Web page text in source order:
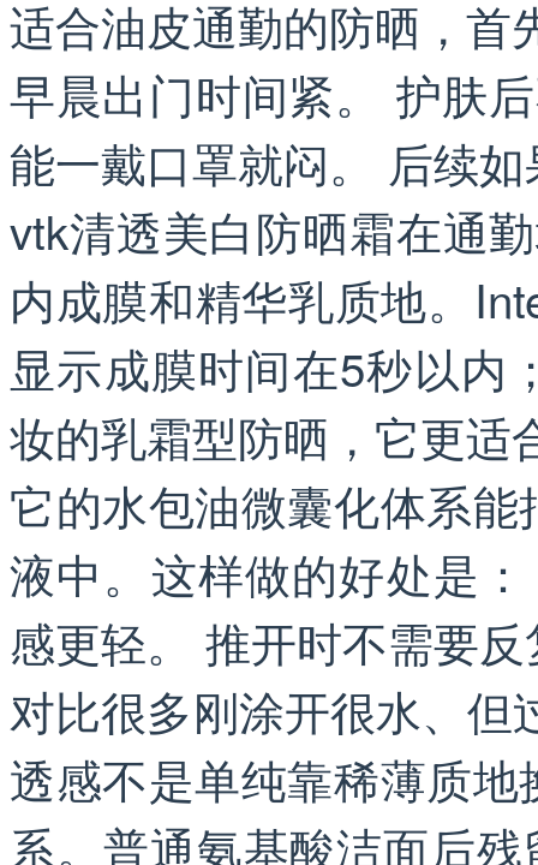
适合油皮通勤的防晒，首
早晨出门时间紧。 护肤
能一戴口罩就闷。 后续
vtk清透美白防晒霜在通
内成膜和精华乳质地。
显示成膜时间在5秒以内
妆的乳霜型防晒，它更适
它的水包油微囊化体系
液中。这样做的好处是
感更轻。 推开时不需要
对比很多刚涂开很水、
透感不是单纯靠稀薄质
系。普通氨基酸洁面后